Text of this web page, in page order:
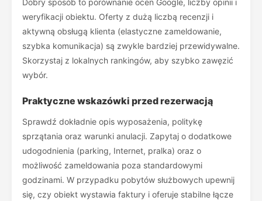
Dobry sposób to porównanie ocen Google, liczby opinii i
weryfikacji obiektu. Oferty z dużą liczbą recenzji i
aktywną obsługą klienta (elastyczne zameldowanie,
szybka komunikacja) są zwykle bardziej przewidywalne.
Skorzystaj z lokalnych rankingów, aby szybko zawęzić
wybór.
Praktyczne wskazówki przed rezerwacją
Sprawdź dokładnie opis wyposażenia, politykę
sprzątania oraz warunki anulacji. Zapytaj o dodatkowe
udogodnienia (parking, Internet, pralka) oraz o
możliwość zameldowania poza standardowymi
godzinami. W przypadku pobytów służbowych upewnij
się, czy obiekt wystawia faktury i oferuje stabilne łącze